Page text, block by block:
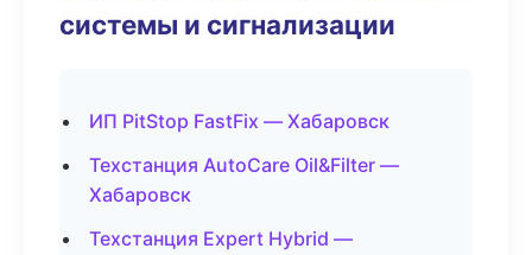
системы и сигнализации
ИП PitStop FastFix — Хабаровск
Техстанция AutoCare Oil&Filter —
Хабаровск
Техстанция Expert Hybrid —